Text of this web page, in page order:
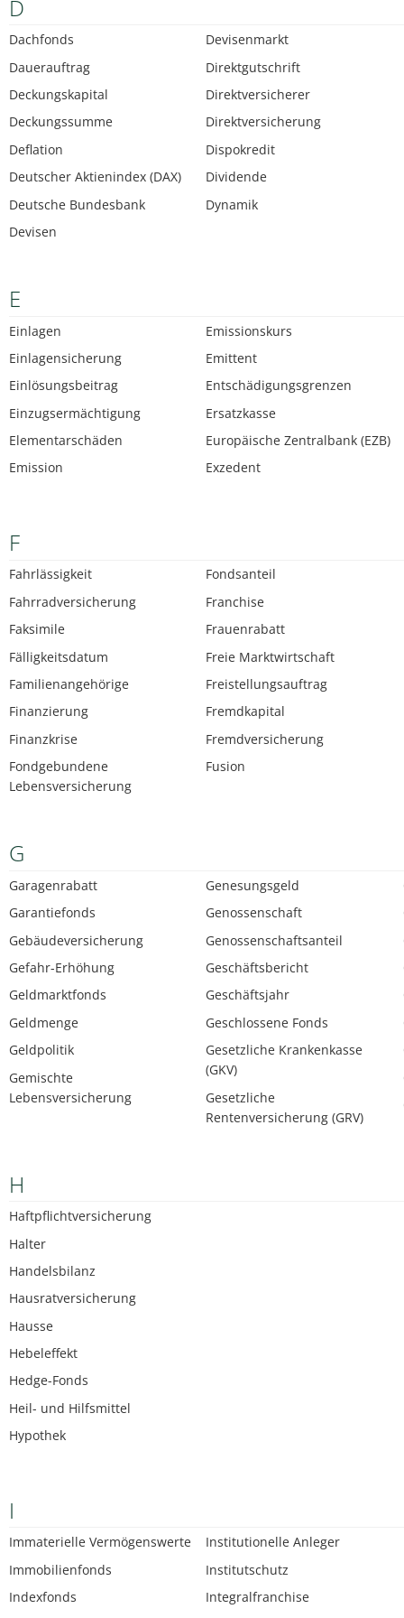
D
Dachfonds
Dauerauftrag
Deckungskapital
Deckungssumme
Deflation
Deutscher Aktienindex (DAX)
Deutsche Bundesbank
Devisen
Devisenmarkt
Direktgutschrift
Direktversicherer
Direktversicherung
Dispokredit
Dividende
Dynamik
E
Einlagen
Einlagensicherung
Einlösungsbeitrag
Einzugsermächtigung
Elementarschäden
Emission
Emissionskurs
Emittent
Entschädigungsgrenzen
Ersatzkasse
Europäische Zentralbank (EZB)
Exzedent
F
Fahrlässigkeit
Fahrradversicherung
Faksimile
Fälligkeitsdatum
Familienangehörige
Finanzierung
Finanzkrise
Fondgebundene
Lebensversicherung
Fondsanteil
Franchise
Frauenrabatt
Freie Marktwirtschaft
Freistellungsauftrag
Fremdkapital
Fremdversicherung
Fusion
G
Garagenrabatt
Garantiefonds
Gebäudeversicherung
Gefahr-Erhöhung
Geldmarktfonds
Geldmenge
Geldpolitik
Gemischte
Lebensversicherung
Genesungsgeld
Genossenschaft
Genossenschaftsanteil
Geschäftsbericht
Geschäftsjahr
Geschlossene Fonds
Gesetzliche Krankenkasse
(GKV)
Gesetzliche
Rentenversicherung (GRV)
H
Haftpflichtversicherung
Halter
Handelsbilanz
Hausratversicherung
Hausse
Hebeleffekt
Hedge-Fonds
Heil- und Hilfsmittel
Hypothek
I
Immaterielle Vermögenswerte
Immobilienfonds
Indexfonds
Institutionelle Anleger
Institutschutz
Integralfranchise